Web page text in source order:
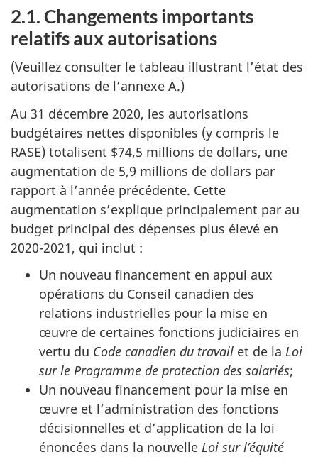
2.1. Changements importants
relatifs aux autorisations
(Veuillez consulter le tableau illustrant l’état des
autorisations de l’annexe A.)
Au 31 décembre 2020, les autorisations
budgétaires nettes disponibles (y compris le
RASE) totalisent $74,5 millions de dollars, une
augmentation de 5,9 millions de dollars par
rapport à l’année précédente. Cette
augmentation s’explique principalement par au
budget principal des dépenses plus élevé en
2020-2021, qui inclut :
Un nouveau financement en appui aux
opérations du Conseil canadien des
relations industrielles pour la mise en
œuvre de certaines fonctions judiciaires en
vertu du Code canadien du travail et de la Loi
sur le Programme de protection des salariés;
Un nouveau financement pour la mise en
œuvre et l’administration des fonctions
décisionnelles et d’application de la loi
énoncées dans la nouvelle Loi sur l’équité